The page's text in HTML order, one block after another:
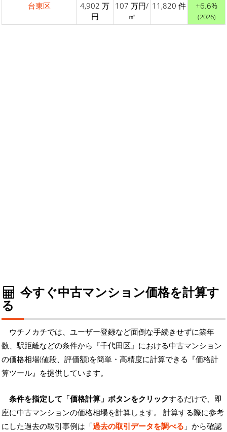
台東区
4,902 万
円
107 万円/
㎡
11,820 件 +6.6%
(2026)
今すぐ中古マンション価格を計算す
る
ウチノカチでは、ユーザー登録など面倒な手続きせずに築年
数、駅距離などの条件から『千代田区』における中古マンション
の価格相場(値段、評価額)を簡単・高精度に計算できる『価格計
算ツール』を提供しています。
条件を指定して「価格計算」ボタンをクリックするだけで、即
座に中古マンションの価格相場を計算します。 計算する際に参考
にした過去の取引事例は「過去の取引データを調べる 」から確認